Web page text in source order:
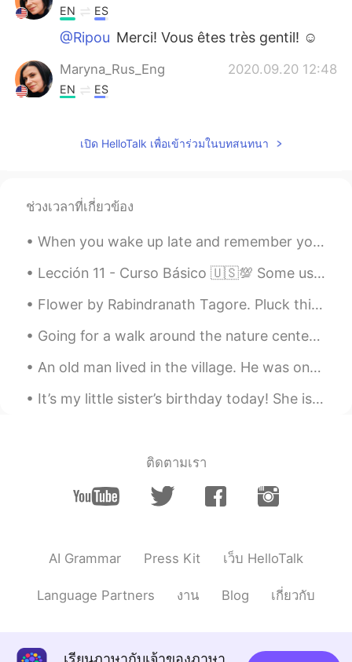
EN ES
@Ripou Merci! Vous êtes très gentil! ☺️
Maryna_Rus_Eng 2020.09.20 12:48
EN ES
hgxian 2020.06.15 11:52
I always admire american
FR EN
Vos photos sont très belles
jt 2020.05.31 02:29
CN粤 EN
@Maryna_Rus_Eng
👍👍👍👍👍👍👍🔥🔥🔥
Maryna_Rus_Eng 2020.04.30 18:11
@Ariadne Ritz 토끼 @Angel @kat
🤲❤️✨✨✨❤️🤲 🤲❤️✨🌍✨❤️🤲 🤲❤️✨✨✨❤️
เปิด HelloTalk เพื่อเข้าร่วมในบทสนทนา
ช่วงเวลาที่เกี่ยวข้อง
When you wake up late and remember you work from home now and all you have to do is turn on your ...
Lección 11 - Curso Básico 🇺🇸💯 Some useful phrases for deciding on a time to meet up. 📕📗📘📙📓📔📒📚📖 1...
Flower by Rabindranath Tagore. Pluck this little flower and take it, delay not! I fear lest it d...
Going for a walk around the nature center before the rain starts. The photos include a grassy fie...
An old man lived in the village. He was one of the most unfortunate people in the world. The whol...
It’s my little sister’s birthday today! She is turning 13😝☺️ I love Anna with all my heart, and e...
ติดตามเรา
AI Grammar Press Kit เว็บ HelloTalk
Language Partners งาน Blog เกี่ยวกับ
เรียนภาษากับเจ้าของภาษา